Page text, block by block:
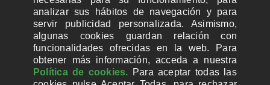
SUSCRIBIRME A LA NEWSLETTER
SÍGUENOS
analizar sus hábitos de navegación y para
servir publicidad personalizada. Asimismo,
algunas cookies guardan relación con
funcionalidades ofrecidas en la web. Para
obtener más información, acceda a nuestra
Política de cookies. Para aceptar todas las